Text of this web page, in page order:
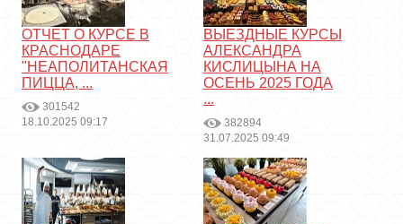
ОТЧЕТ О КУРСЕ В
КРАСНОДАРЕ
"НЕАПОЛИТАНСКАЯ
ПИЦЦА, ...
301542
18.10.2025 09:17
ВЫЕЗДНЫЕ КУРСЫ
АЛЕКСАНДРА
КИСЛИЦЫНА НА
ОСЕНЬ 2025 ГОДА
...
382894
31.07.2025 09:49